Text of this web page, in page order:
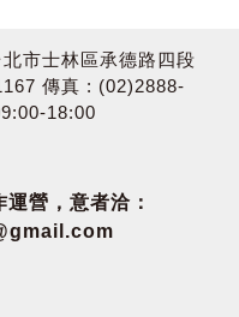
市士林區承德路四段
傳真 : (02)2888-
18:00
營，意者洽：